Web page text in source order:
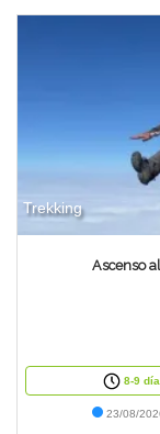
Trekking
Ascenso
8-9
23/08/